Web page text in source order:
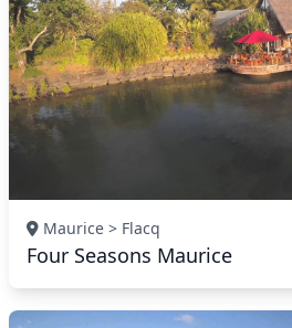
Maurice > Flacq
Four Seasons Maurice